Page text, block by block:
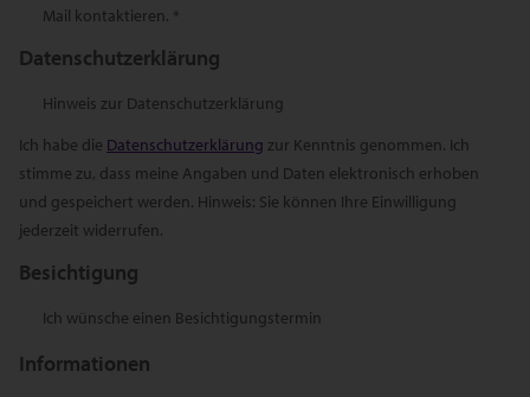
Mail kontaktieren. *
Datenschutzerklärung
Hinweis zur Datenschutzerklärung
Ich habe die Datenschutzerklärung zur Kenntnis genommen. Ich
stimme zu, dass meine Angaben und Daten elektronisch erhoben
und gespeichert werden. Hinweis: Sie können Ihre Einwilligung
jederzeit widerrufen.
Besichtigung
Ich wünsche einen Besichtigungstermin
Informationen